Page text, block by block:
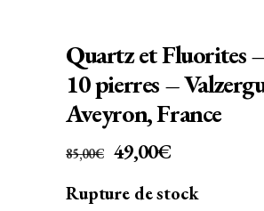
Quartz et Fluorites
10 pierres –
Aveyron, France
85,00€
LE
INITIAL
49,00€LE
ACTUEL
Rupture de stock